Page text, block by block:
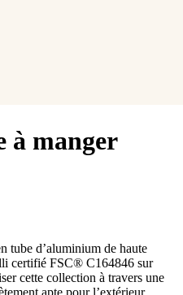
à manger
tube d’aluminium de haute
certifié FSC® C164846 sur
cette collection à travers une